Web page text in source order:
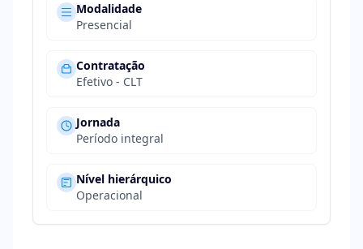
Modalidade
Presencial
Contratação
Efetivo - CLT
Jornada
Período integral
Nível hierárquico
Operacional